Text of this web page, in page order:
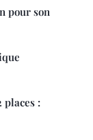
pour son
places :